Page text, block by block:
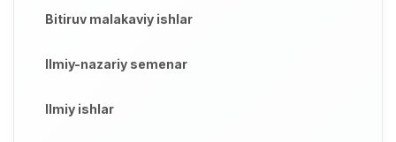
Bitiruv malakaviy ishlar
Ilmiy-nazariy semenar
Ilmiy ishlar